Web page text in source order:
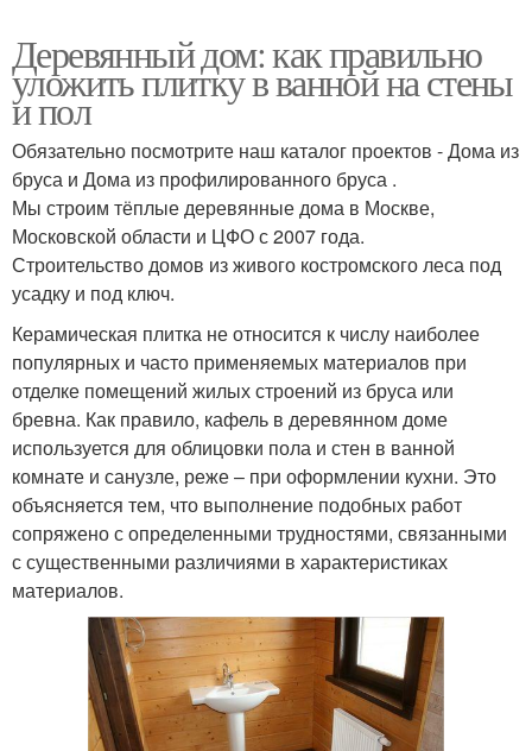
Деревянный дом: как правильно
уложить плитку в ванной на стены
и пол
Обязательно посмотрите наш каталог проектов - Дома из
бруса и Дома из профилированного бруса .
Мы строим тёплые деревянные дома в Москве,
Московской области и ЦФО с 2007 года.
Строительство домов из живого костромского леса под
усадку и под ключ.
Керамическая плитка не относится к числу наиболее
популярных и часто применяемых материалов при
отделке помещений жилых строений из бруса или
бревна. Как правило, кафель в деревянном доме
используется для облицовки пола и стен в ванной
комнате и санузле, реже – при оформлении кухни. Это
объясняется тем, что выполнение подобных работ
сопряжено с определенными трудностями, связанными
с существенными различиями в характеристиках
материалов.